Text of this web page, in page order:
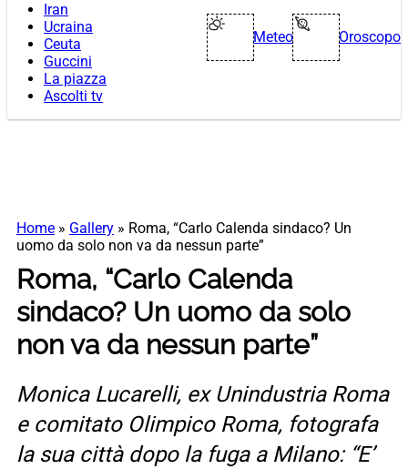
Iran
Ucraina
Ceuta
Guccini
La piazza
Ascolti tv
Meteo Oroscopo
Home » Gallery » Roma, “Carlo Calenda sindaco? Un
uomo da solo non va da nessun parte”
Roma, “Carlo Calenda
sindaco? Un uomo da solo
non va da nessun parte”
Monica Lucarelli, ex Unindustria Roma
e comitato Olimpico Roma, fotografa
la sua città dopo la fuga a Milano: “E’